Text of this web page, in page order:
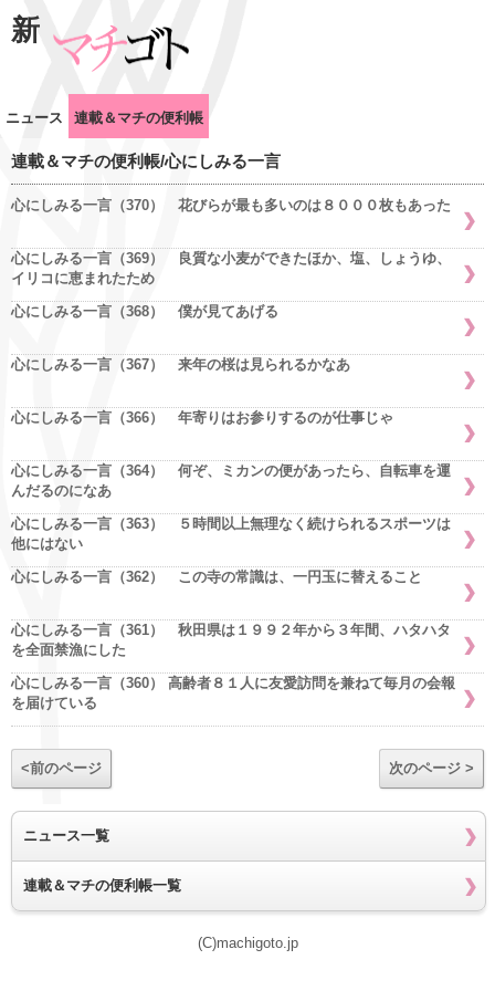
新
ニュース 連載＆マチの便利帳
連載＆マチの便利帳/心にしみる一言
心にしみる一言（370） 花びらが最も多いのは８０００枚もあった
心にしみる一言（369） 良質な小麦ができたほか、塩、しょうゆ、
イリコに恵まれたため
心にしみる一言（368） 僕が見てあげる
心にしみる一言（367） 来年の桜は見られるかなあ
心にしみる一言（366） 年寄りはお参りするのが仕事じゃ
心にしみる一言（364） 何ぞ、ミカンの便があったら、自転車を運
んだるのになあ
心にしみる一言（363） ５時間以上無理なく続けられるスポーツは
他にはない
心にしみる一言（362） この寺の常識は、一円玉に替えること
心にしみる一言（361） 秋田県は１９９２年から３年間、ハタハタ
を全面禁漁にした
心にしみる一言（360） 高齢者８１人に友愛訪問を兼ねて毎月の会報
を届けている
<前のページ 次のページ >
ニュース一覧
連載＆マチの便利帳一覧
(C)machigoto.jp